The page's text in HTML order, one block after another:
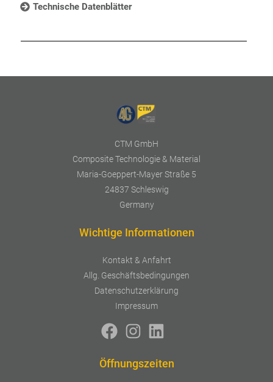
Technische Datenblätter
CTM GmbH
Composite Technologie & Material
Maria-Goeppert-Mayer Straße 5
24837 Schleswig
Germany
Wichtige Informationen
Kontakt & Anfahrt
Allg. Geschäftsbedingungen
Datenschutzerklärung
Impressum
Öffnungszeiten